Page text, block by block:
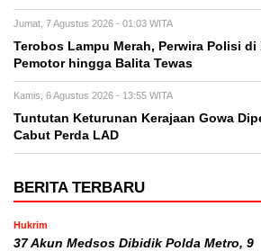
Jumat, 7 Agustus 2026 - 01:03 WITA
Terobos Lampu Merah, Perwira Polisi di
Pemotor hingga Balita Tewas
Kamis, 6 Agustus 2026 - 13:55 WITA
Tuntutan Keturunan Kerajaan Gowa
Cabut Perda LAD
BERITA TERBARU
Hukrim
37 Akun Medsos Dibidik Polda Metro, 9